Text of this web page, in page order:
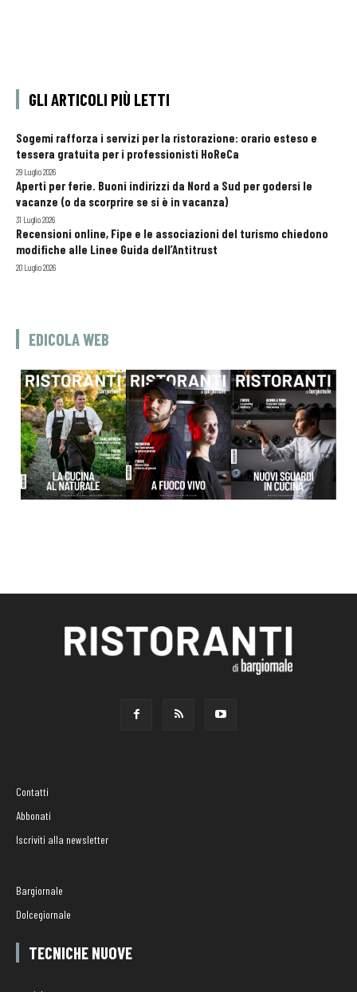
GLI ARTICOLI PIÙ LETTI
Sogemi rafforza i servizi per la ristorazione: orario esteso e
tessera gratuita per i professionisti HoReCa
29 Luglio 2026
Aperti per ferie. Buoni indirizzi da Nord a Sud per godersi le
vacanze (o da scorprire se si è in vacanza)
31 Luglio 2026
Recensioni online, Fipe e le associazioni del turismo chiedono
modifiche alle Linee Guida dell’Antitrust
20 Luglio 2026
EDICOLA WEB
Contatti
Abbonati
Iscriviti alla newsletter
Bargiornale
Dolcegiornale
TECNICHE NUOVE